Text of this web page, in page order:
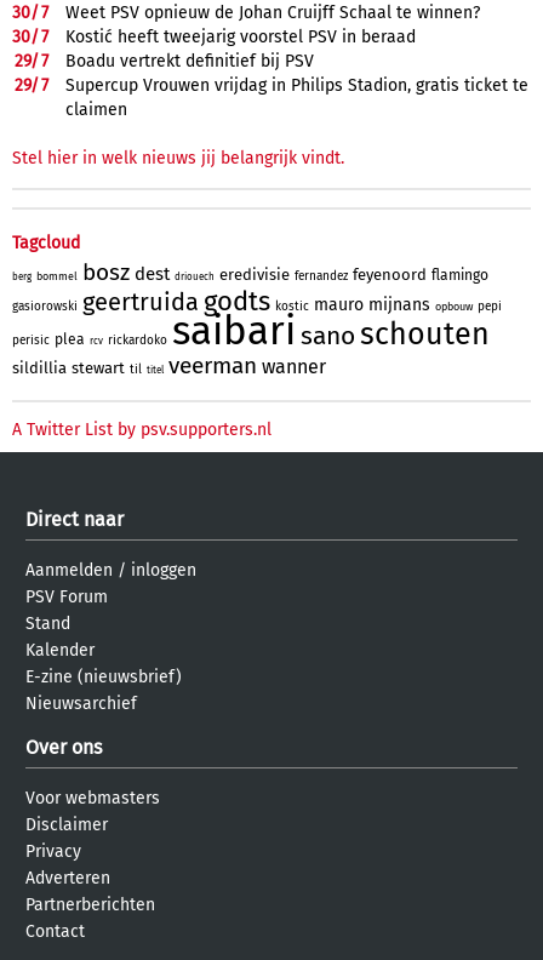
30/7
Weet PSV opnieuw de Johan Cruijff Schaal te winnen?
30/7
Kostić heeft tweejarig voorstel PSV in beraad
29/7
Boadu vertrekt definitief bij PSV
29/7
Supercup Vrouwen vrijdag in Philips Stadion, gratis ticket te
claimen
Stel hier in welk nieuws jij belangrijk vindt.
Tagcloud
berg bommel bosz dest driouech eredivisie fernandez feyenoord flamingo
gasiorowski geertruida godts kostic mauro mijnans opbouw pepi
perisic plea rcv rickardoko saibari sanoschouten
sildillia stewart til titel veerman wanner
A Twitter List by psv.supporters.nl
Direct naar
Aanmelden / inloggen
PSV Forum
Stand
Kalender
E-zine (nieuwsbrief)
Nieuwsarchief
Over ons
Voor webmasters
Disclaimer
Privacy
Adverteren
Partnerberichten
Contact